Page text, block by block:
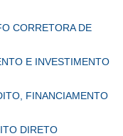
CORRETORA DE
E INVESTIMENTO
FINANCIAMENTO
DIRETO